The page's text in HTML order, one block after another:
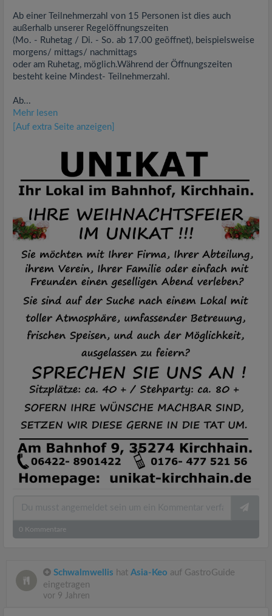
Ab einer Teilnehmerzahl von 15 Personen ist dies auch
außerhalb unserer Regelöffnungszeiten
(Mo. - Ruhetag / Di. - So. ab 17.00 geöffnet), beispielsweise
morgens/ mittags/ nachmittags
oder am Ruhetag, möglich.Während der Öffnungszeiten
besteht keine Mindest- Teilnehmerzahl.
Ab...
Mehr lesen
[Auf extra Seite anzeigen]
0 Kommentare
Schwalmwellis hat Asia-Keo auf GastroGuide
eingetragen
vor 9 Jahren